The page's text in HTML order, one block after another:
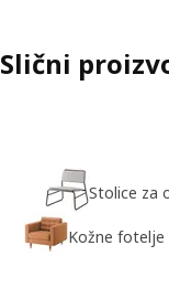
Slični
Stolice za
Kožne fotelje